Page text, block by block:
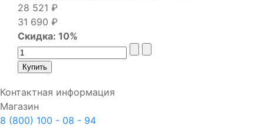
28 521 ₽
31 690 ₽
Скидка: 10%
Контактная информация
Магазин
8 (800) 100 - 08 - 94